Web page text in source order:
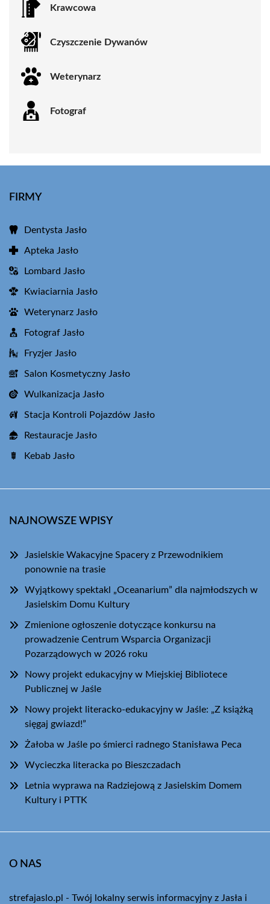
Krawcowa
Czyszczenie Dywanów
Weterynarz
Fotograf
FIRMY
Dentysta Jasło
Apteka Jasło
Lombard Jasło
Kwiaciarnia Jasło
Weterynarz Jasło
Fotograf Jasło
Fryzjer Jasło
Salon Kosmetyczny Jasło
Wulkanizacja Jasło
Stacja Kontroli Pojazdów Jasło
Restauracje Jasło
Kebab Jasło
NAJNOWSZE WPISY
Jasielskie Wakacyjne Spacery z Przewodnikiem
ponownie na trasie
Wyjątkowy spektakl „Oceanarium” dla najmłodszych w
Jasielskim Domu Kultury
Zmienione ogłoszenie dotyczące konkursu na
prowadzenie Centrum Wsparcia Organizacji
Pozarządowych w 2026 roku
Nowy projekt edukacyjny w Miejskiej Bibliotece
Publicznej w Jaśle
Nowy projekt literacko-edukacyjny w Jaśle: „Z książką
sięgaj gwiazd!”
Żałoba w Jaśle po śmierci radnego Stanisława Peca
Wycieczka literacka po Bieszczadach
Letnia wyprawa na Radziejową z Jasielskim Domem
Kultury i PTTK
O NAS
strefajaslo.pl - Twój lokalny serwis informacyjny z Jasła i